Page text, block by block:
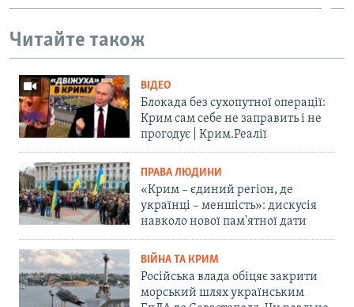
Читайте також
ВІДЕО
Блокада без сухопутної операції:
Крим сам себе не заправить і не
прогодує | Крим.Реалії
ПРАВА ЛЮДИНИ
«Крим – єдиний регіон, де
українці – меншість»: дискусія
навколо нової пам'ятної дати
ВІЙНА ТА КРИМ
Російська влада обіцяє закрити
морський шлях українським